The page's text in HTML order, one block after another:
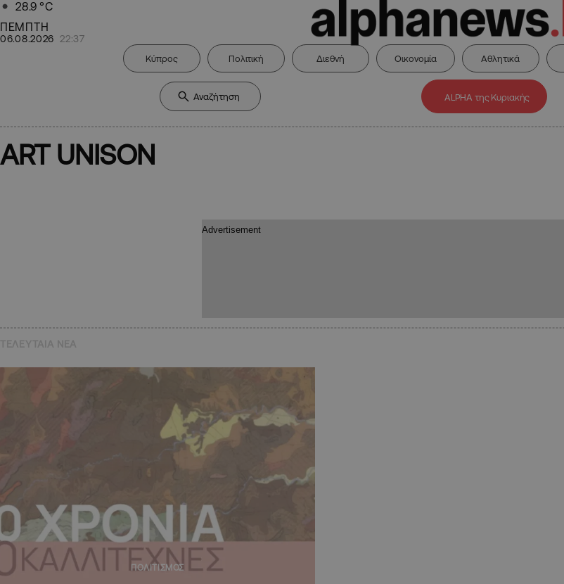
28.9 °C
ΠΕΜΠΤΗ
06.08.2026 22:37
Κύπρος Πολιτική Διεθνή Οικονομία Αθλητικά
ALPHA της Κυριακής
ART UNISON
ΠΟΛΙΤΙΣΜΟΣ